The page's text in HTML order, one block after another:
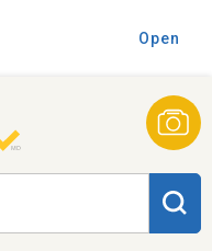
Open